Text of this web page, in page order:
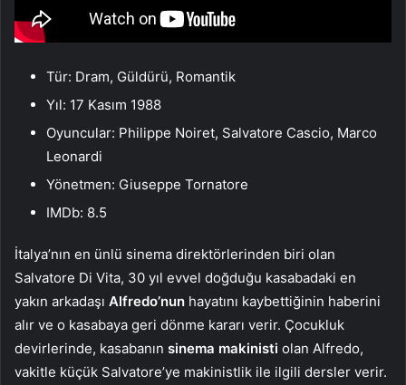
Tür: Dram, Güldürü, Romantik
Yıl: 17 Kasım 1988
Oyuncular: Philippe Noiret, Salvatore Cascio, Marco
Leonardi
Yönetmen: Giuseppe Tornatore
IMDb: 8.5
İtalya’nın en ünlü sinema direktörlerinden biri olan
Salvatore Di Vita, 30 yıl evvel doğduğu kasabadaki en
yakın arkadaşı Alfredo’nun hayatını kaybettiğinin haberini
alır ve o kasabaya geri dönme kararı verir. Çocukluk
devirlerinde, kasabanın sinema makinisti olan Alfredo,
vakitle küçük Salvatore’ye makinistlik ile ilgili dersler verir.